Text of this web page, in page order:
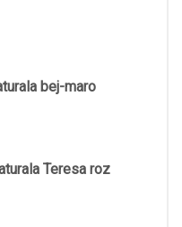
bej-maro
Teresa roz